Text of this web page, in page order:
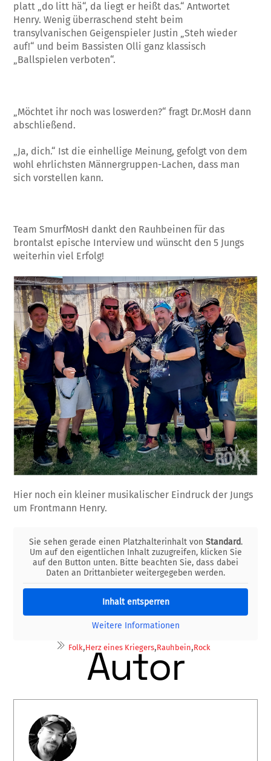
platt „do litt hä“, da liegt er heißt das.“ Antwortet
Henry. Wenig überraschend steht beim
transylvanischen Geigenspieler Justin „Steh wieder
auf!“ und beim Bassisten Olli ganz klassisch
„Ballspielen verboten“.
„Möchtet ihr noch was loswerden?“ fragt Dr.MosH dann
abschließend.
„Ja, dich.“ Ist die einhellige Meinung, gefolgt von dem
wohl ehrlichsten Männergruppen-Lachen, dass man
sich vorstellen kann.
Team SmurfMosH dankt den Rauhbeinen für das
brontalst epische Interview und wünscht den 5 Jungs
weiterhin viel Erfolg!
Hier noch ein kleiner musikalischer Eindruck der Jungs
um Frontmann Henry.
Sie sehen gerade einen Platzhalterinhalt von Standard.
Um auf den eigentlichen Inhalt zuzugreifen, klicken Sie
auf den Button unten. Bitte beachten Sie, dass dabei
Daten an Drittanbieter weitergegeben werden.
Inhalt entsperren
Weitere Informationen
Folk,Herz eines Kriegers,Rauhbein,Rock
Autor